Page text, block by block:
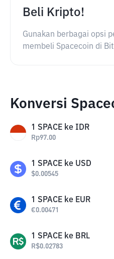
Beli Kripto!
Gunakan berbagai opsi
membeli Spacecoin di
Konversi
1 SPACE ke IDR
Rp97.00
1 SPACE ke USD
$0.00545
1 SPACE ke EUR
€0.00471
1 SPACE ke BRL
R$0.02783